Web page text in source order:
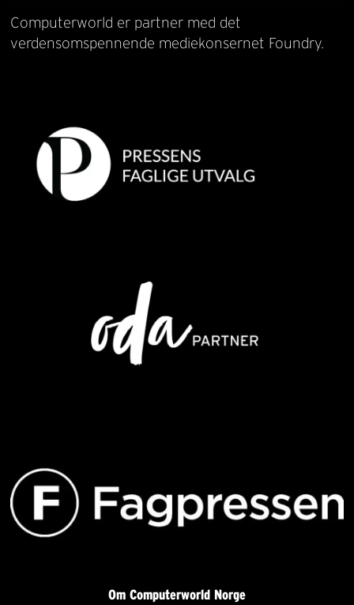
Computerworld er partner med det
verdensomspennende mediekonsernet Foundry.
Om Computerworld Norge